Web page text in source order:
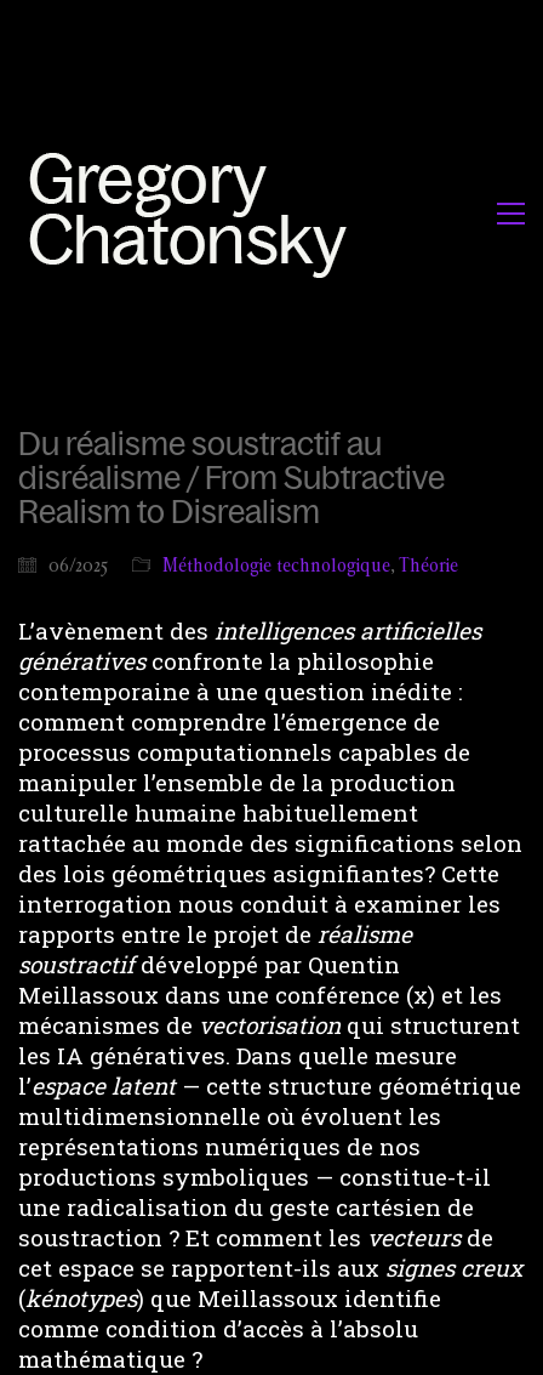
Du réalisme soustractif au
disréalisme / From Subtractive
Realism to Disrealism
06/2025 Méthodologie technologique, Théorie
L’avènement des intelligences artificielles
générativesconfronte la philosophie
contemporaine à une question inédite :
comment comprendre l’émergence de
processus computationnels capables de
manipuler l’ensemble de la production
culturelle humaine habituellement
rattachée au monde des significations selon
des lois géométriques asignifiantes? Cette
interrogation nous conduit à examiner les
rapports entre le projet de réalisme
soustractifdéveloppé par Quentin
Meillassoux dans une conférence (x) et les
mécanismes de vectorisationqui structurent
les IA génératives. Dans quelle mesure
l’espace latent— cette structure géométrique
multidimensionnelle où évoluent les
représentations numériques de nos
productions symboliques — constitue-t-il
une radicalisation du geste cartésien de
soustraction ? Et comment les vecteursde
cet espace se rapportent-ils aux signes creux
(kénotypes) que Meillassoux identifie
comme condition d’accès à l’absolu
mathématique ?